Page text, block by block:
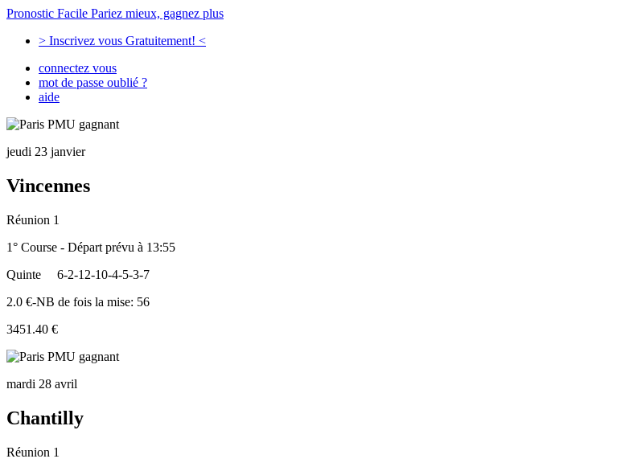
Pronostic Facile Pariez mieux, gagnez plus
> Inscrivez vous Gratuitement! <
connectez vous
mot de passe oublié ?
aide
jeudi 23 janvier
Vincennes
Réunion 1
1° Course - Départ prévu à 13:55
Quinte
6-2-12-10-4-5-3-7
2.0 €-NB de fois la mise: 56
3451.40 €
mardi 28 avril
Chantilly
Réunion 1